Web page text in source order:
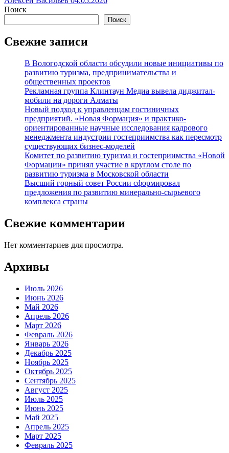
Поиск
Поиск
Свежие записи
В Вологодской области обсудили новые инициативы по
развитию туризма, предпринимательства и
общественных проектов
Рекламная группа Клинтаун Медиа вывела диджитал-
мобили на дороги Алматы
Новый подход к управленцам гостиничных
предприятий. «Новая Формация» и практико-
ориентированные научные исследования кадрового
менеджмента индустрии гостеприимства как пересмотр
существующих бизнес-моделей
Комитет по развитию туризма и гостеприимства «Новой
Формации» принял участие в круглом столе по
развитию туризма в Московской области
Высший горный совет России сформировал
предложения по развитию минерально-сырьевого
комплекса страны
Свежие комментарии
Нет комментариев для просмотра.
Архивы
Июль 2026
Июнь 2026
Май 2026
Апрель 2026
Март 2026
Февраль 2026
Январь 2026
Декабрь 2025
Ноябрь 2025
Октябрь 2025
Сентябрь 2025
Август 2025
Июль 2025
Июнь 2025
Май 2025
Апрель 2025
Март 2025
Февраль 2025